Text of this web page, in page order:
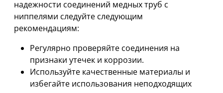
надежности соединений медных труб с
ниппелями следуйте следующим
рекомендациям:
Регулярно проверяйте соединения на
признаки утечек и коррозии.
Используйте качественные материалы и
избегайте использования неподходящих